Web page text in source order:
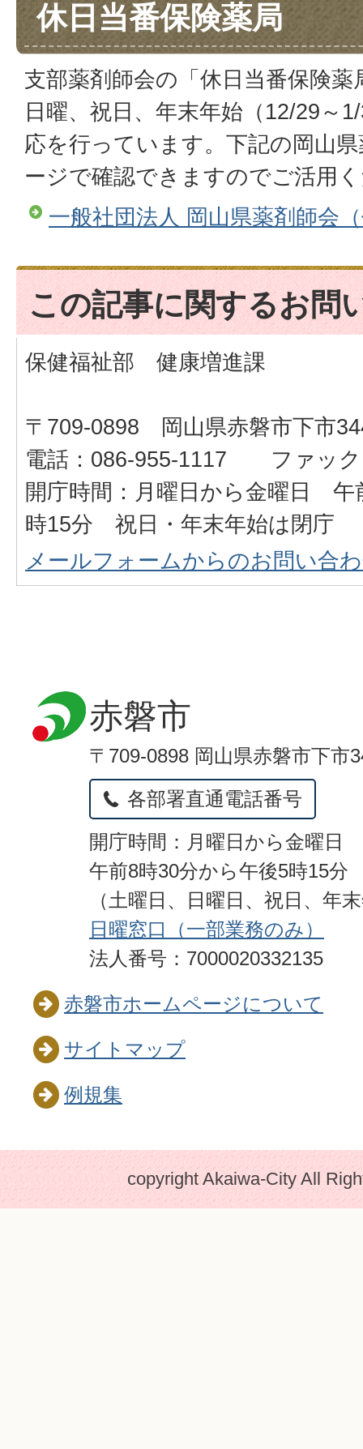
休日当番保険薬局
支部薬剤師会の「休日当番保険
日曜、祝日、年末年始（12/29～
応を行っています。下記の岡山
ージで確認できますのでご活用
一般社団法人 岡山県薬剤師会
この記事に関するお問
保健福祉部 健康増進課
〒709-0898 岡山県赤磐市下市
電話：086-955-1117 ファック
開庁時間：月曜日から金曜日 午
時15分 祝日・年末年始は閉庁
メールフォームからのお問い合
赤磐市
〒709-0898 岡山県赤磐市下市
各部署直通電話番号
開庁時間：月曜日から金曜日
午前8時30分から午後5時15分
（土曜日、日曜日、祝日、年
日曜窓口（一部業務のみ）
法人番号：7000020332135
赤磐市ホームページについて
サイトマップ
例規集
copyright Akaiwa-City All